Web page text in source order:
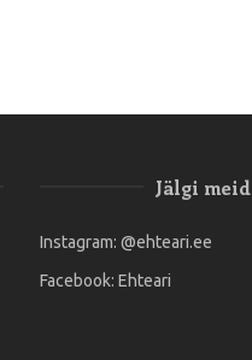
Jälgi meid
Instagram: @ehteari.ee
Facebook: Ehteari